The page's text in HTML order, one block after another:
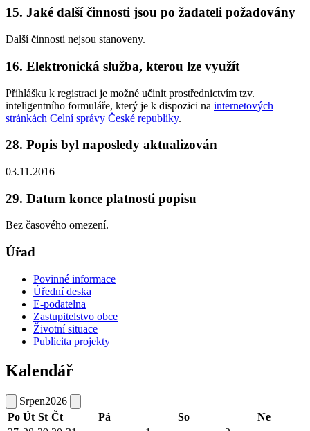
15. Jaké další činnosti jsou po žadateli požadovány
Další činnosti nejsou stanoveny.
16. Elektronická služba, kterou lze využít
Přihlášku k registraci je možné učinit prostřednictvím tzv.
inteligentního formuláře, který je k dispozici na internetových
stránkách Celní správy České republiky.
28. Popis byl naposledy aktualizován
03.11.2016
29. Datum konce platnosti popisu
Bez časového omezení.
Úřad
Povinné informace
Úřední deska
E-podatelna
Zastupitelstvo obce
Životní situace
Publicita projekty
Kalendář
Srpen2026
Po Út St Čt Pá So
Ne